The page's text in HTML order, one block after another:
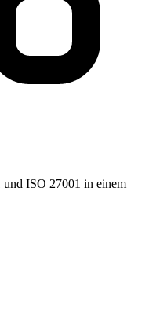
ISO 27001 in einem